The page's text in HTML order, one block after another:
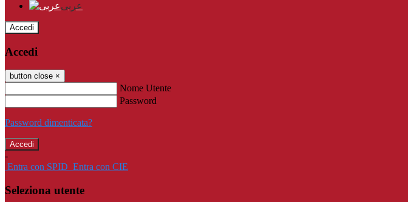
عربى
Accedi
Accedi
button close ×
Nome Utente
Password
Password dimenticata?
-
Entra con SPID Entra con CIE
Seleziona utente